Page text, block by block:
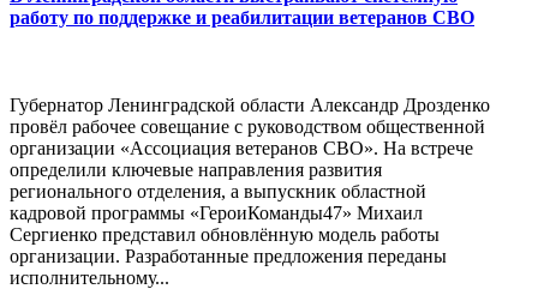
работу по поддержке и реабилитации ветеранов СВО
Губернатор Ленинградской области Александр Дрозденко
провёл рабочее совещание с руководством общественной
организации «Ассоциация ветеранов СВО». На встрече
определили ключевые направления развития
регионального отделения, а выпускник областной
кадровой программы «ГероиКоманды47» Михаил
Сергиенко представил обновлённую модель работы
организации. Разработанные предложения переданы
исполнительному...